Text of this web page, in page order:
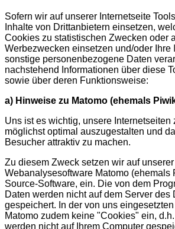
Sofern wir auf unserer Internetseite
Inhalte von Drittanbietern einsetzen,
Cookies zu statistischen Zwecken oder
Werbezwecken einsetzen und/oder Ihre
sonstige personenbezogene Daten
nachstehend Informationen über diese
sowie über deren Funktionsweise:
a) Hinweise zu Matomo (ehemals
Uns ist es wichtig, unsere Internetseiten
möglichst optimal auszugestalten und
Besucher attraktiv zu machen.
Zu diesem Zweck setzen wir auf
Webanalysesoftware Matomo (ehemals
Source-Software, ein. Die von dem
Daten werden nicht auf dem Server des
gespeichert. In der von uns
Matomo zudem keine "Cookies" ein,
werden nicht auf Ihrem Computer